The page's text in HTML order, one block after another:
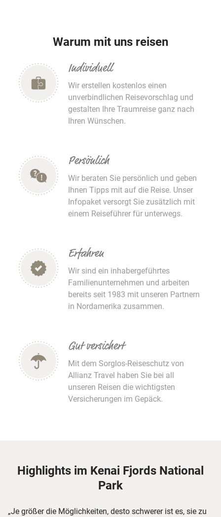
Warum mit uns reisen
Individuell
Wir erstellen kostenlos einen
unverbindlichen Reisevorschlag und
gestalten Ihre Traumreise ganz nach
Ihren Wünschen.
Persönlich
Wir beraten Sie persönlich und geben
Ihnen Tipps mit auf die Reise. Unser
Infopaket versorgt Sie zusätzlich mit
einem Reiseführer für unterwegs.
Erfahren
Wir sind ein inhabergeführtes
Familienunternehmen und arbeiten
bereits seit 1983 mit unseren Partnern
in Nordamerika zusammen.
Gut versichert
Mit dem Sorglos-Reiseschutz von
Allianz Travel haben Sie bei all
unseren Reisen die wichtigsten
Versicherungen im Gepäck.
Highlights im Kenai Fjords National
Park
„Je größer die Möglichkeiten, desto schwerer ist es, sie zu